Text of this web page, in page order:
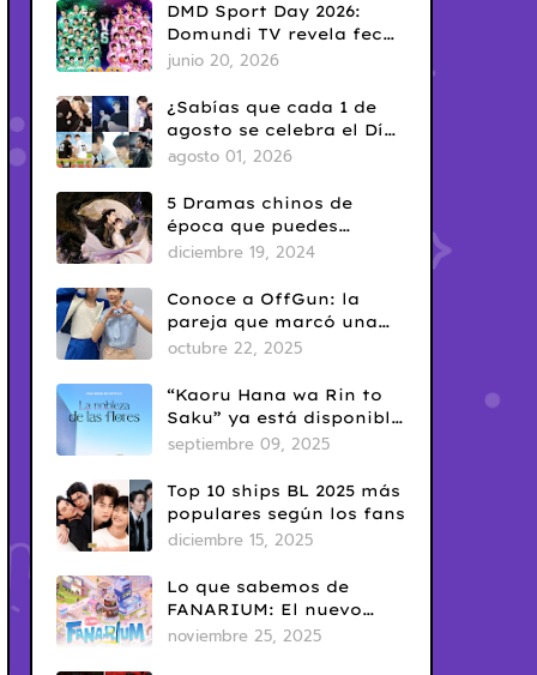
DMD Sport Day 2026:
Domundi TV revela fecha
y temática
junio 20, 2026
¿Sabías que cada 1 de
agosto se celebra el Día
del Yaoi? Así nació una
conocidas del fandom
BL
agosto 01, 2026
5 Dramas chinos de
época que puedes
disfrutar en Netflix
diciembre 19, 2024
Conoce a OffGun: la
pareja que marcó una
era en el BL tailandés
octubre 22, 2025
“Kaoru Hana wa Rin to
Saku” ya está disponible
en Netflix: romance
clásico
septiembre 09, 2025
Top 10 ships BL 2025 más
populares según los fans
diciembre 15, 2025
Lo que sabemos de
FANARIUM: El nuevo
juego para celular de
noviembre 25, 2025